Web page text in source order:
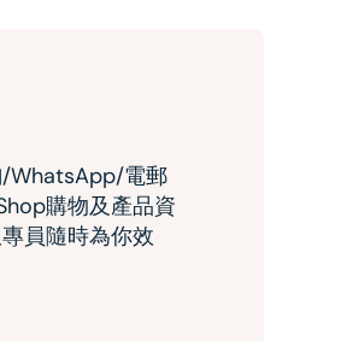
WhatsApp/電郵
購物及產品資
員隨時為你效